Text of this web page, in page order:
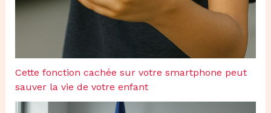
Cette fonction cachée sur votre smartphone peut
sauver la vie de votre enfant